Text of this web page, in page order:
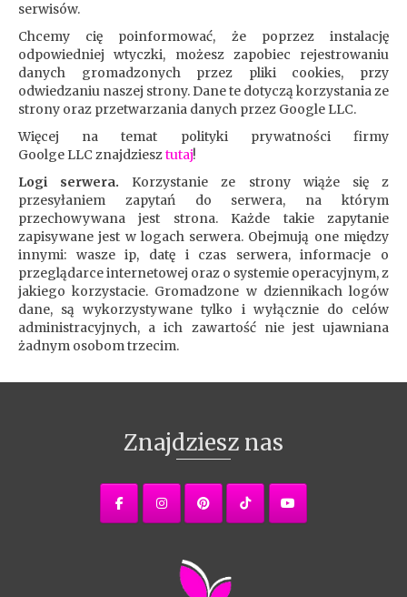
serwisów.
Chcemy cię poinformować, że poprzez instalację
odpowiedniej wtyczki, możesz zapobiec rejestrowaniu
danych gromadzonych przez pliki cookies, przy
odwiedzaniu naszej strony. Dane te dotyczą korzystania ze
strony oraz przetwarzania danych przez Google LLC.
Więcej na temat polityki prywatności firmy
Goolge LLC znajdziesztutaj!
Logi serwera. Korzystanie ze strony wiąże się z
przesyłaniem zapytań do serwera, na którym
przechowywana jest strona. Każde takie zapytanie
zapisywane jest w logach serwera. Obejmują one między
innymi: wasze ip, datę i czas serwera, informacje o
przeglądarce internetowej oraz o systemie operacyjnym, z
jakiego korzystacie. Gromadzone w dziennikach logów
dane, są wykorzystywane tylko i wyłącznie do celów
administracyjnych, a ich zawartość nie jest ujawniana
żadnym osobom trzecim.
Znajdziesz nas